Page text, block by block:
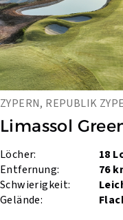
ZYPERN, REPUBLIK
Limassol
Löcher:
18
Entfernung:
76
Schwierigkeit:
Gelände: